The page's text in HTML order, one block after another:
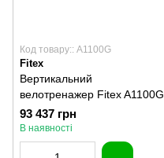
Код товару:: A1100G
Fitex
Вертикальний
велотренажер Fitex A1100G
93 437 грн
В наявності